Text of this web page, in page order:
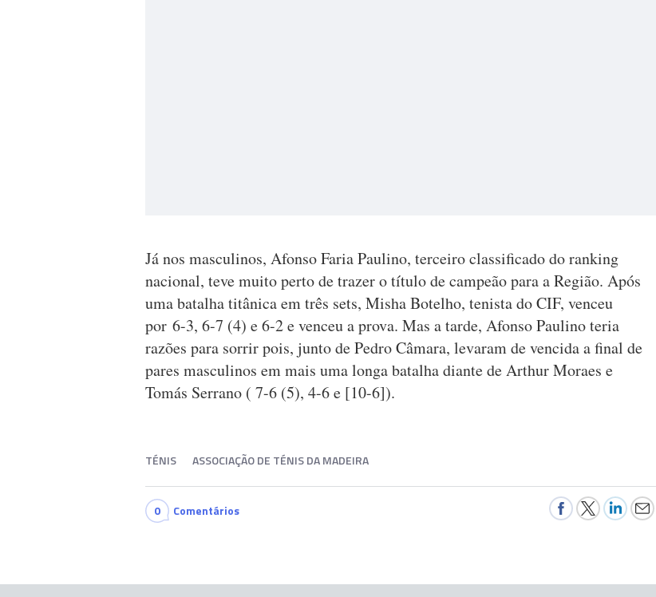
Já nos masculinos, Afonso Faria Paulino, terceiro classificado do ranking
nacional, teve muito perto de trazer o título de campeão para a Região. Após
uma batalha titânica em três sets, Misha Botelho, tenista do CIF, venceu
por 6-3, 6-7 (4) e 6-2 e venceu a prova. Mas a tarde, Afonso Paulino teria
razões para sorrir pois, junto de Pedro Câmara, levaram de vencida a final de
pares masculinos em mais uma longa batalha diante de Arthur Moraes e
Tomás Serrano ( 7-6 (5), 4-6 e [10-6]).
TÉNIS ASSOCIAÇÃO DE TÉNIS DA MADEIRA
0 Comentários